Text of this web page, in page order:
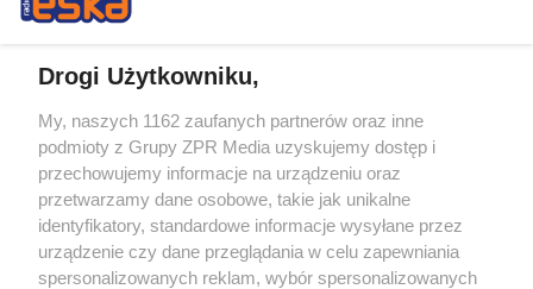
Żaden utwór zamieszczony w serwisie nie może być powielany i
rozpowszechniany lub dalej rozpowszechniany w jakikolwiek sposób (w
tym także elektroniczny lub mechaniczny) na jakimkolwiek polu
eksploatacji w jakiejkolwiek formie, włącznie z umieszczaniem w
Internecie bez pisemnej zgody właściciela praw. Jakiekolwiek użycie lub
wykorzystanie utworów w całości lub w części z naruszeniem prawa,
tzn. bez właściwej zgody, jest zabronione pod groźbą kary i może być
ścigane prawnie.
Drogi Użytkowniku,
My, naszych 1162 zaufanych partnerów oraz inne
podmioty z Grupy ZPR Media uzyskujemy dostęp i
przechowujemy informacje na urządzeniu oraz
przetwarzamy dane osobowe, takie jak unikalne
identyfikatory, standardowe informacje wysyłane przez
urządzenie czy dane przeglądania w celu zapewniania
spersonalizowanych reklam, wybór spersonalizowanych